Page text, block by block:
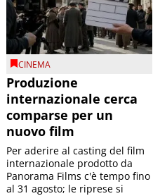
CINEMA
Produzione
internazionale cerca
comparse per un
nuovo film
Per aderire al casting del film
internazionale prodotto da
Panorama Films c'è tempo fino
al 31 agosto; le riprese si